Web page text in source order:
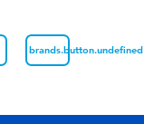
brands.button.undefined